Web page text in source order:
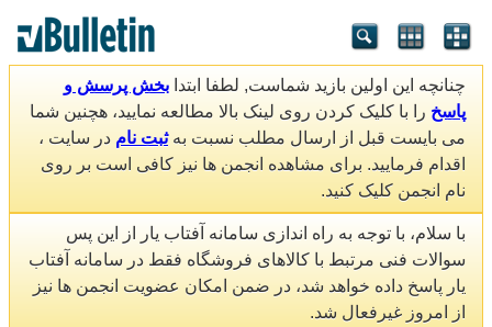
چنانچه این اولین بازید شماست, لطفا ابتدا بخش پرسش و
پاسخ را با کلیک کردن روی لینک بالا مطالعه نمایید، هچنین شما
می بایست قبل از ارسال مطلب نسبت بهثبت نام در سایت ،
اقدام فرمایید. برای مشاهده انجمن ها نیز کافی است بر روی
نام انجمن کلیک کنید.
با سلام، با توجه به راه اندازی سامانه آفتاب یار از این پس
سوالات فنی مرتبط با کالاهای فروشگاه فقط در سامانه آفتاب
یار پاسخ داده خواهد شد، در ضمن امکان عضویت انجمن ها نیز
از امروز غیرفعال شد.